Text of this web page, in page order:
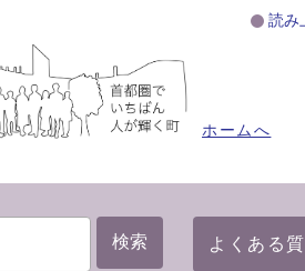
読み
ホームへ
検索 よくある